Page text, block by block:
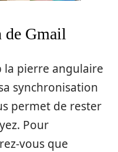
de Gmail
la pierre angulaire
synchronisation
permet de rester
Pour
vous que